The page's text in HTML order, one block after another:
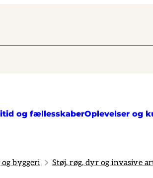
og fællesskaberOplevelser og
og byggeri Støj, røg, dyr og invasive